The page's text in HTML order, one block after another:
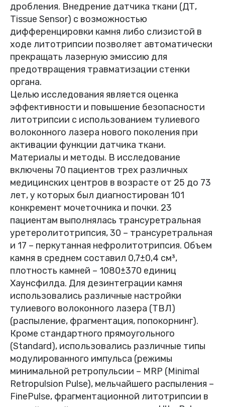
дробления. Внедрение датчика ткани (ДТ,
Tissue Sensor) с возможностью
дифференцировки камня либо слизистой в
ходе литотрипсии позволяет автоматически
прекращать лазерную эмиссию для
предотвращения травматизации стенки
органа.
Целью исследования является оценка
эффективности и повышение безопасности
литотрипсии с использованием тулиевого
волоконного лазера нового поколения при
активации функции датчика ткани.
Материалы и методы. В исследование
включены 70 пациентов трех различных
медицинских центров в возрасте от 25 до 73
лет, у которых был диагностирован 101
конкремент мочеточника и почки. 23
пациентам выполнялась трансуретральная
уретеролитотрипсия, 30 – трансуретральная
и 17 – перкутанная нефролитотрипсия. Объем
камня в среднем составил 0,7±0,4 см³,
плотность камней – 1080±370 единиц
Хаунсфилда. Для дезинтеграции камня
использовались различные настройки
тулиевого волоконного лазера (ТВЛ)
(распыление, фрагментация, попокорнинг).
Кроме стандартного прямоугольного
(Standard), использовались различные типы
модулированного импульса (режимы
минимальной ретропульсии – MRP (Minimal
Retropulsion Pulse), мельчайшего распыления –
FinePulse, фрагментационной литотрипсии в